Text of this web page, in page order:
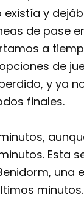
y
de pase
a
de
y ya
finales.
Esta
una
minutos.